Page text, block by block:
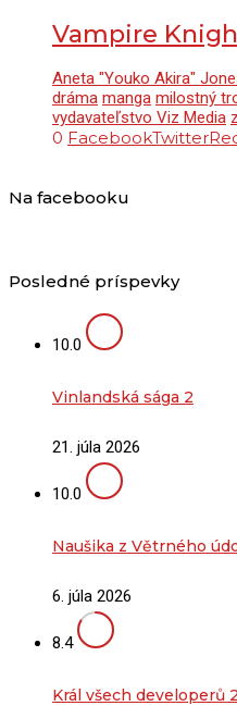
Vampire
Aneta "Youko Akira"
dráma manga milostný
vydavateľstvo Viz Media
0 FacebookTwitter
Na facebooku
Posledné príspevky
10.0
Vinlandská sága 2
21. júla 2026
10.0
Naušika z Větrného
6. júla 2026
8.4
Král všech developerů 2